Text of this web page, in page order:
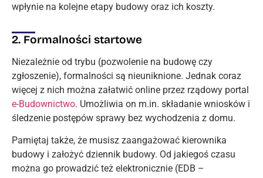
wpłynie na kolejne etapy budowy oraz ich koszty.
2. Formalności startowe
Niezależnie od trybu (pozwolenie na budowę czy
zgłoszenie), formalności są nieuniknione. Jednak coraz
więcej z nich można załatwić online przez rządowy portal
e-Budownictwo. Umożliwia on m.in. składanie wniosków i
śledzenie postępów sprawy bez wychodzenia z domu.
Pamiętaj także, że musisz zaangażować kierownika
budowy i założyć dziennik budowy. Od jakiegoś czasu
można go prowadzić też elektronicznie (EDB –